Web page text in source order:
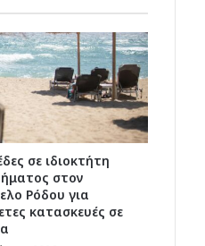
σε ιδιοκτήτη
στον
Ρόδου για
κατασκευές σε